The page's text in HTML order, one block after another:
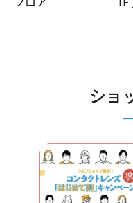
ショ